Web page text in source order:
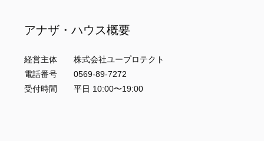
アナザ・ハウス概要
経営主体 株式会社ユープロテクト
電話番号 0569-89-7272
受付時間 平日 10:00〜19:00